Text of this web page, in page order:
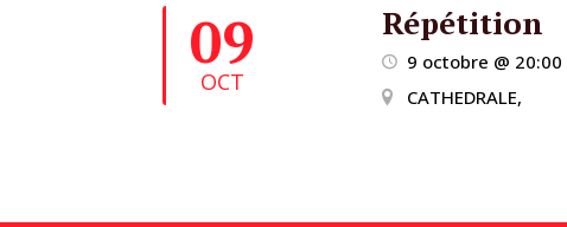
09
OCT
Répétition
9 octobre @ 20:00
CATHEDRALE,